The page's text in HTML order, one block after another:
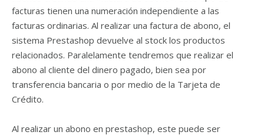
facturas tienen una numeración independiente a las
facturas ordinarias. Al realizar una factura de abono, el
sistema Prestashop devuelve al stock los productos
relacionados. Paralelamente tendremos que realizar el
abono al cliente del dinero pagado, bien sea por
transferencia bancaria o por medio de la Tarjeta de
Crédito.
Al realizar un abono en prestashop, este puede ser